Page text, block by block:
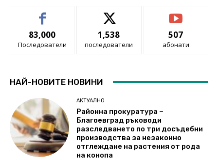
83,000
Последователи
1,538
последователи
507
абонати
НАЙ-НОВИТЕ НОВИНИ
АКТУАЛНО
Районна прокуратура –
Благоевград ръководи
разследването по три досъдебни
производства за незаконно
отглеждане на растения от рода
на конопа